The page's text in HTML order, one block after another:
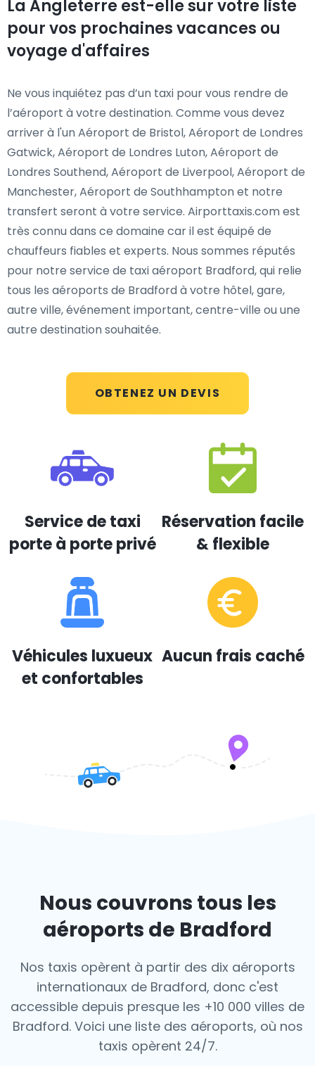
OBTENEZ UN DEVIS
La Angleterre est-elle sur votre liste
pour vos prochaines vacances ou
voyage d'affaires
Ne vous inquiétez pas d’un taxi pour vous rendre de
l’aéroport à votre destination. Comme vous devez
arriver à l'un Aéroport de Bristol, Aéroport de Londres
Gatwick, Aéroport de Londres Luton, Aéroport de
Londres Southend, Aéroport de Liverpool, Aéroport de
Manchester, Aéroport de Southhampton et notre
transfert seront à votre service. Airporttaxis.com est
très connu dans ce domaine car il est équipé de
chauffeurs fiables et experts. Nous sommes réputés
pour notre service de taxi aéroport Bradford, qui relie
tous les aéroports de Bradford à votre hôtel, gare,
autre ville, événement important, centre-ville ou une
autre destination souhaitée.
Service de taxi
porte à porte privé
Réservation facile
& flexible
Véhicules luxueux
et confortables
Aucun frais caché
Nous couvrons tous les
aéroports de Bradford
Nos taxis opèrent à partir des dix aéroports
internationaux de Bradford, donc c'est
accessible depuis presque les +10 000 villes de
Bradford. Voici une liste des aéroports, où nos
taxis opèrent 24/7.